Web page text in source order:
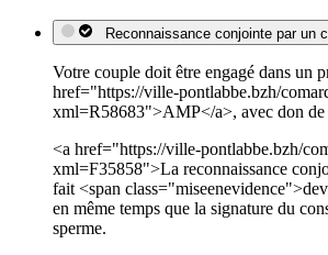
Reconnaissance conjointe par un
Votre couple doit être engagé dans un
href="https://ville-pontlabbe.bzh/
xml=R58683">AMP</a>, avec don de
<a href="https://ville-pontlabbe.bzh/
xml=F35858">La reconnaissance
fait <span
en même temps que la signature du
sperme.